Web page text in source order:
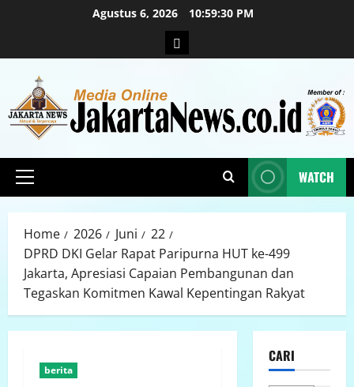
Agustus 6, 2026 10:59:32 PM
WATCH
Home 2026 Juni
22
DPRD DKI Gelar Rapat Paripurna HUT ke-499
Jakarta, Apresiasi Capaian Pembangunan dan
Tegaskan Komitmen Kawal Kepentingan Rakyat
berita
CARI